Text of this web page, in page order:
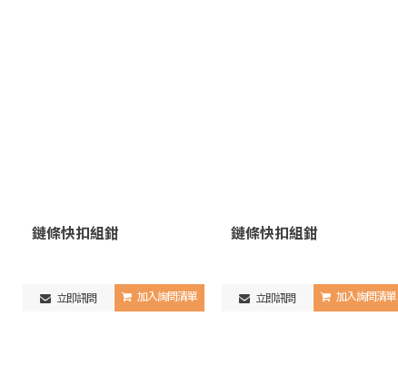
鏈條快扣組鉗
立即訊問 加入詢問清單
鏈條快扣組鉗
立即訊問 加入詢問清單